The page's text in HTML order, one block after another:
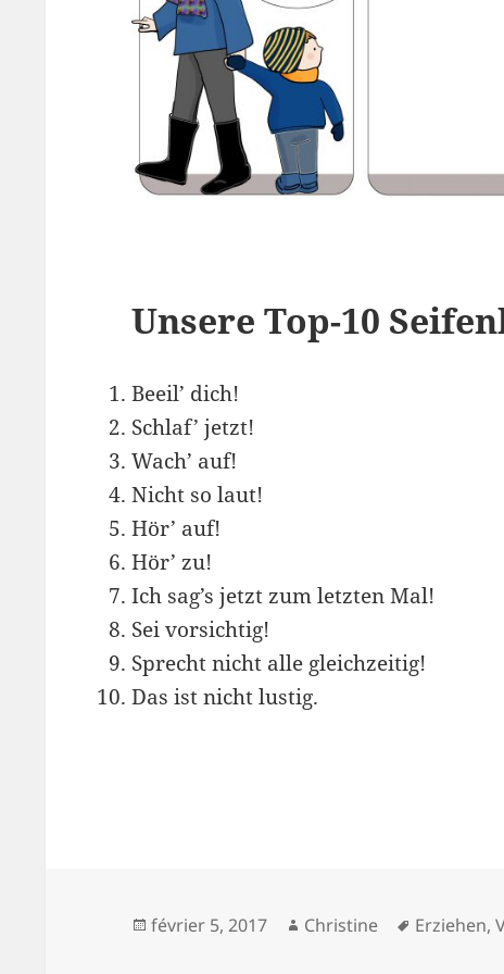
Unsere Top-10
Beeil’ dich!
Schlaf’ jetzt!
Wach’ auf!
Nicht so laut!
Hör’ auf!
Hör’ zu!
Ich sag’s jetzt zum letzten Mal!
Sei vorsichtig!
Sprecht nicht alle gleichzeitig!
Das ist nicht lustig.
Publié
février 5, 2017 Auteur
Christine
Mots-
Erziehen,